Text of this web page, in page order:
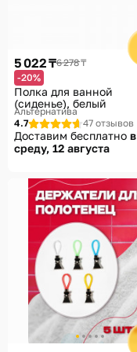
5 022 ₸6 278 ₸
-20%
Полка для ванной
(сиденье), белый
Альтернатива
4.7
47 отзывов
Доставим бесплатно в
среду, 12 августа